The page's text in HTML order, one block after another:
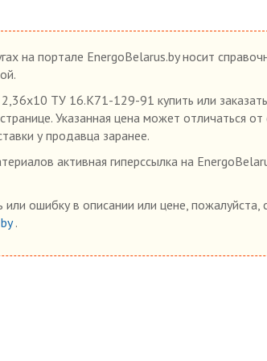
на портале EnergoBelarus.by носит
ТУ 16.К71-129-91 купить или
Указанная цена может отличаться от
у продавца заранее.
активная гиперссылка на
ошибку в описании или цене,
.